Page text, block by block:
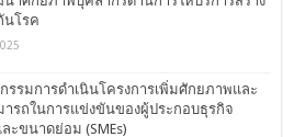
นโรค
รมการดำเนินโครงการเพิ่มศักยภาพและ
รถในการแข่งขันของผู้ประกอบธุรกิจ
ะขนาดย่อม (SMEs)